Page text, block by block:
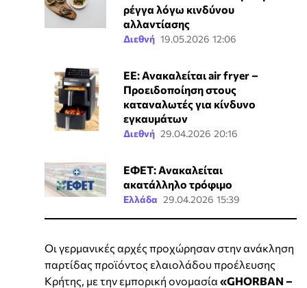
ρέγγα λόγω κινδύνου
αλλαντίασης
Διεθνή 19.05.2026 12:06
ΕΕ: Ανακαλείται air fryer –
Προειδοποίηση στους
καταναλωτές για κίνδυνο
εγκαυμάτων
Διεθνή 29.04.2026 20:16
ΕΦΕΤ: Ανακαλείται
ακατάλληλο τρόφιμο
Ελλάδα 29.04.2026 15:39
Oι γερμανικές αρχές προχώρησαν στην ανάκληση
παρτίδας προϊόντος ελαιολάδου προέλευσης
Κρήτης, με την εμπορική ονομασία «GHORBAN –